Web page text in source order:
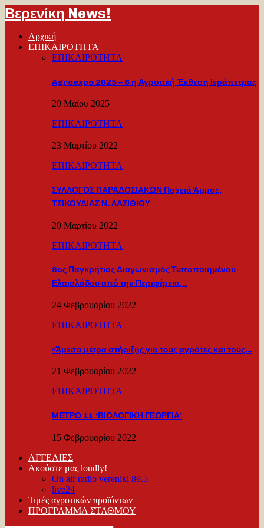
Βερενίκη News!
Αρχική
ΕΠΙΚΑΙΡΟΤΗΤΑ
ΕΠΙΚΑΙΡΟΤΗΤΑ
Agroexpo 2025 – 6 η Αγροτική Έκθεση Ιεράπετρας
20 Μαΐου 2025
ΕΠΙΚΑΙΡΟΤΗΤΑ
23 Μαρτίου 2022
ΕΠΙΚΑΙΡΟΤΗΤΑ
ΣΥΛΛΟΓΟΣ ΠΑΡΑΔΟΣΙΑΚΩΝ Παχειά Άμμος,
ΤΣΙΚΟΥΔΙΑΣ Ν. ΛΑΣΙΘΙΟΥ
20 Μαρτίου 2022
ΕΠΙΚΑΙΡΟΤΗΤΑ
8ος Παγκρήτιος Διαγωνισμός Τυποποιημένου
Ελαιολάδου από την Περιφέρεια…
24 Φεβρουαρίου 2022
ΕΠΙΚΑΙΡΟΤΗΤΑ
«Άμεσα μέτρα στήριξης για τους αγρότες και τους…
21 Φεβρουαρίου 2022
ΕΠΙΚΑΙΡΟΤΗΤΑ
ΜΕΤΡΟ 11 ‘ΒΙΟΛΟΓΙΚΗ ΓΕΩΡΓΙΑ’
15 Φεβρουαρίου 2022
ΑΓΓΕΛΙΕΣ
Ακούστε μας loudly!
On air radio vereniki 89.5
live24
Τιμές αγροτικών προϊόντων
ΠΡΟΓΡΑΜΜΑ ΣΤΑΘΜΟΥ